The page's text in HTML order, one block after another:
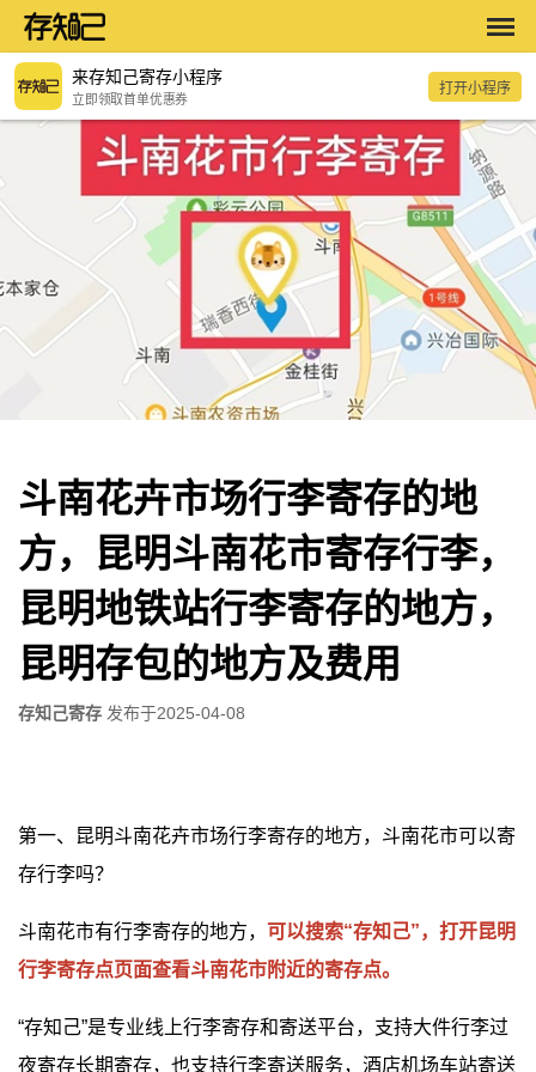
来存知己寄存小程序
立即领取首单优惠券
打开小程序
斗南花卉市场行李寄存的地
方，昆明斗南花市寄存行李，
昆明地铁站行李寄存的地方，
昆明存包的地方及费用
存知己寄存 发布于2025-04-08
第一、昆明斗南花卉市场行李寄存的地方，斗南花市可以寄
存行李吗？
斗南花市有行李寄存的地方， 可以搜索“存知己”，打开昆明
行李寄存点页面查看斗南花市附近的寄存点。
“存知己”是专业线上行李寄存和寄送平台，支持大件行李过
夜寄存长期寄存，也支持行李寄送服务，酒店机场车站寄送